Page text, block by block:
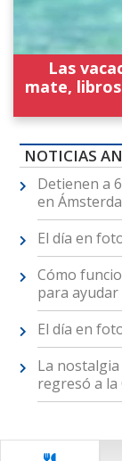
Las
mate,
NOTICIAS
Detienen a
en
El día en
Cómo
para ayudar
El día en
La
regresó a la